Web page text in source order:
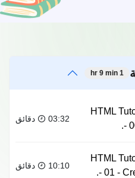
1 hr 9 min
HTML
-
03:32 دقائق
HTML
- 01 -
10:10 دقائق